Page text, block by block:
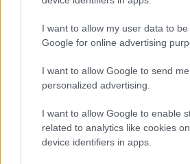
I want to allow my user data to
Google for online advertising
I want to allow Google to send me
personalized advertising.
I want to allow Google to enable
related to analytics like cookies
device identifiers in apps.
κατοικίες σε ορεινές και
Αυξημένη στήριξη προβλέπεται
που ανήκουν σε ευάλωτες
πολύτεκνες και μονογονεϊκές
άτομα με αναπηρία.
Δικαίωμα συμμετοχής έχουν